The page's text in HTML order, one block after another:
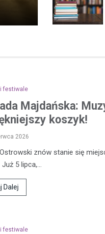
festiwale
Majdańska:
koszyk!
2026
znów stanie się
5 lipca,…
Dalej
festiwale